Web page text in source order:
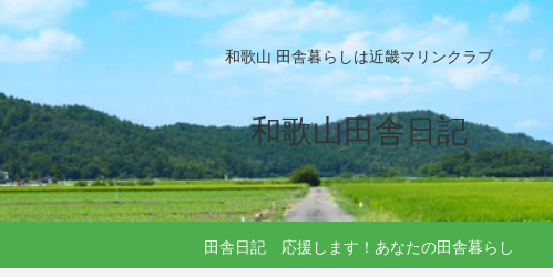
和歌山 田舎暮らしは近畿マリンクラブ
和歌山田舎日記
田舎日記 応援します！あなたの田舎暮らし